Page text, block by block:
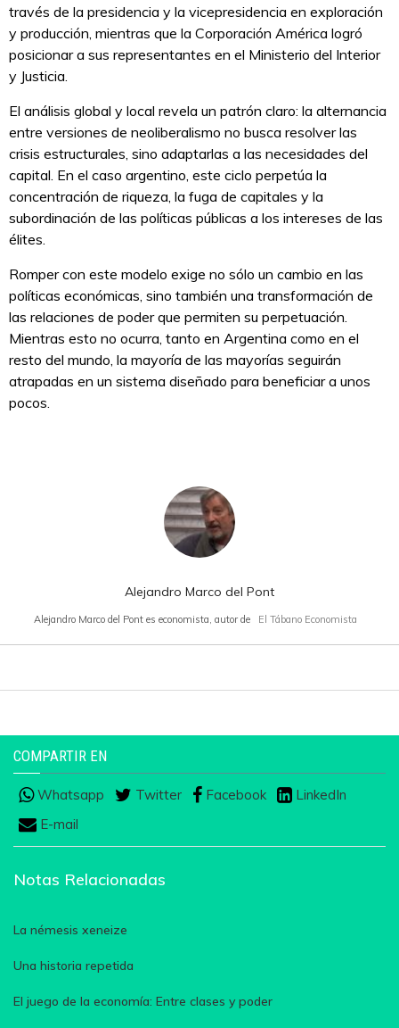
través de la presidencia y la vicepresidencia en exploración
y producción, mientras que la Corporación América logró
posicionar a sus representantes en el Ministerio del Interior
y Justicia.
El análisis global y local revela un patrón claro: la alternancia
entre versiones de neoliberalismo no busca resolver las
crisis estructurales, sino adaptarlas a las necesidades del
capital. En el caso argentino, este ciclo perpetúa la
concentración de riqueza, la fuga de capitales y la
subordinación de las políticas públicas a los intereses de las
élites.
Romper con este modelo exige no sólo un cambio en las
políticas económicas, sino también una transformación de
las relaciones de poder que permiten su perpetuación.
Mientras esto no ocurra, tanto en Argentina como en el
resto del mundo, la mayoría de las mayorías seguirán
atrapadas en un sistema diseñado para beneficiar a unos
pocos.
Alejandro Marco del Pont
Alejandro Marco del Pont es economista, autor de El Tábano Economista
COMPARTIR EN
Whatsapp Twitter Facebook
LinkedIn
E-mail
Notas Relacionadas
La némesis xeneize
Una historia repetida
El juego de la economía: Entre clases y poder